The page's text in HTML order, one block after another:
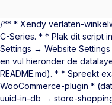
/** * Xendy verlaten-
C-Series. * * Plak dit script
Settings → Website
en vul hieronder de
README.md). * * Spreekt
WooCommerce-plugin *
uuid-in-db → store-